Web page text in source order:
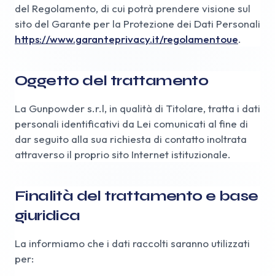
del Regolamento, di cui potrà prendere visione sul
sito del Garante per la Protezione dei Dati Personali
https://www.garanteprivacy.it/regolamentoue.
Oggetto del trattamento
La Gunpowder s.r.l, in qualità di Titolare, tratta i dati
personali identificativi da Lei comunicati al fine di
dar seguito alla sua richiesta di contatto inoltrata
attraverso il proprio sito Internet istituzionale.
Finalità del trattamento e base
giuridica
La informiamo che i dati raccolti saranno utilizzati
per: